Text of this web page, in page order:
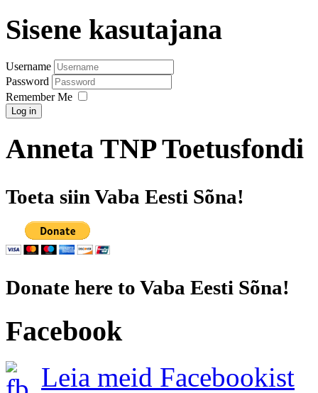
Sisene kasutajana
Username
Password
Remember Me
Log in
Anneta TNP Toetusfondi
Toeta siin Vaba Eesti Sõna!
Donate here to Vaba Eesti Sõna!
Facebook
Leia meid Facebookist